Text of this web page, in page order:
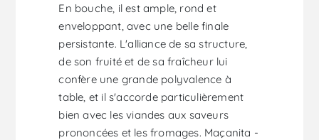
En bouche, il est ample, rond et
enveloppant, avec une belle finale
persistante. L'alliance de sa structure,
de son fruité et de sa fraîcheur lui
confère une grande polyvalence à
table, et il s'accorde particulièrement
bien avec les viandes aux saveurs
prononcées et les fromages. Maçanita -